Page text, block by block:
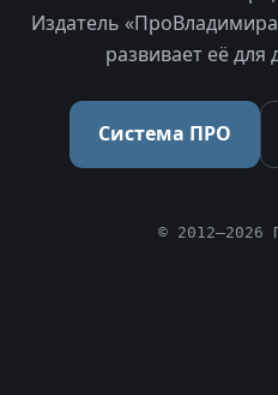
Издатель
развивает её для
Система ПРО
© 2012–2026